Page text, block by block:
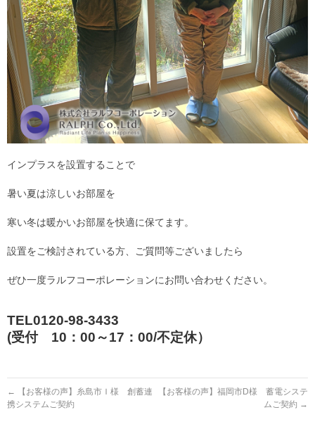
インプラスを設置することで
暑い夏は涼しいお部屋を
寒い冬は暖かいお部屋を快適に保てます。
設置をご検討されている方、ご質問等ございましたら
ぜひ一度ラルフコーポレーションにお問い合わせください。
TEL0120-98-3433
(受付 10：00～17：00/不定休）
←
【お客様の声】糸島市Ｉ様 創蓄連
携システムご契約
【お客様の声】福岡市D様 蓄電システ
ムご契約 →